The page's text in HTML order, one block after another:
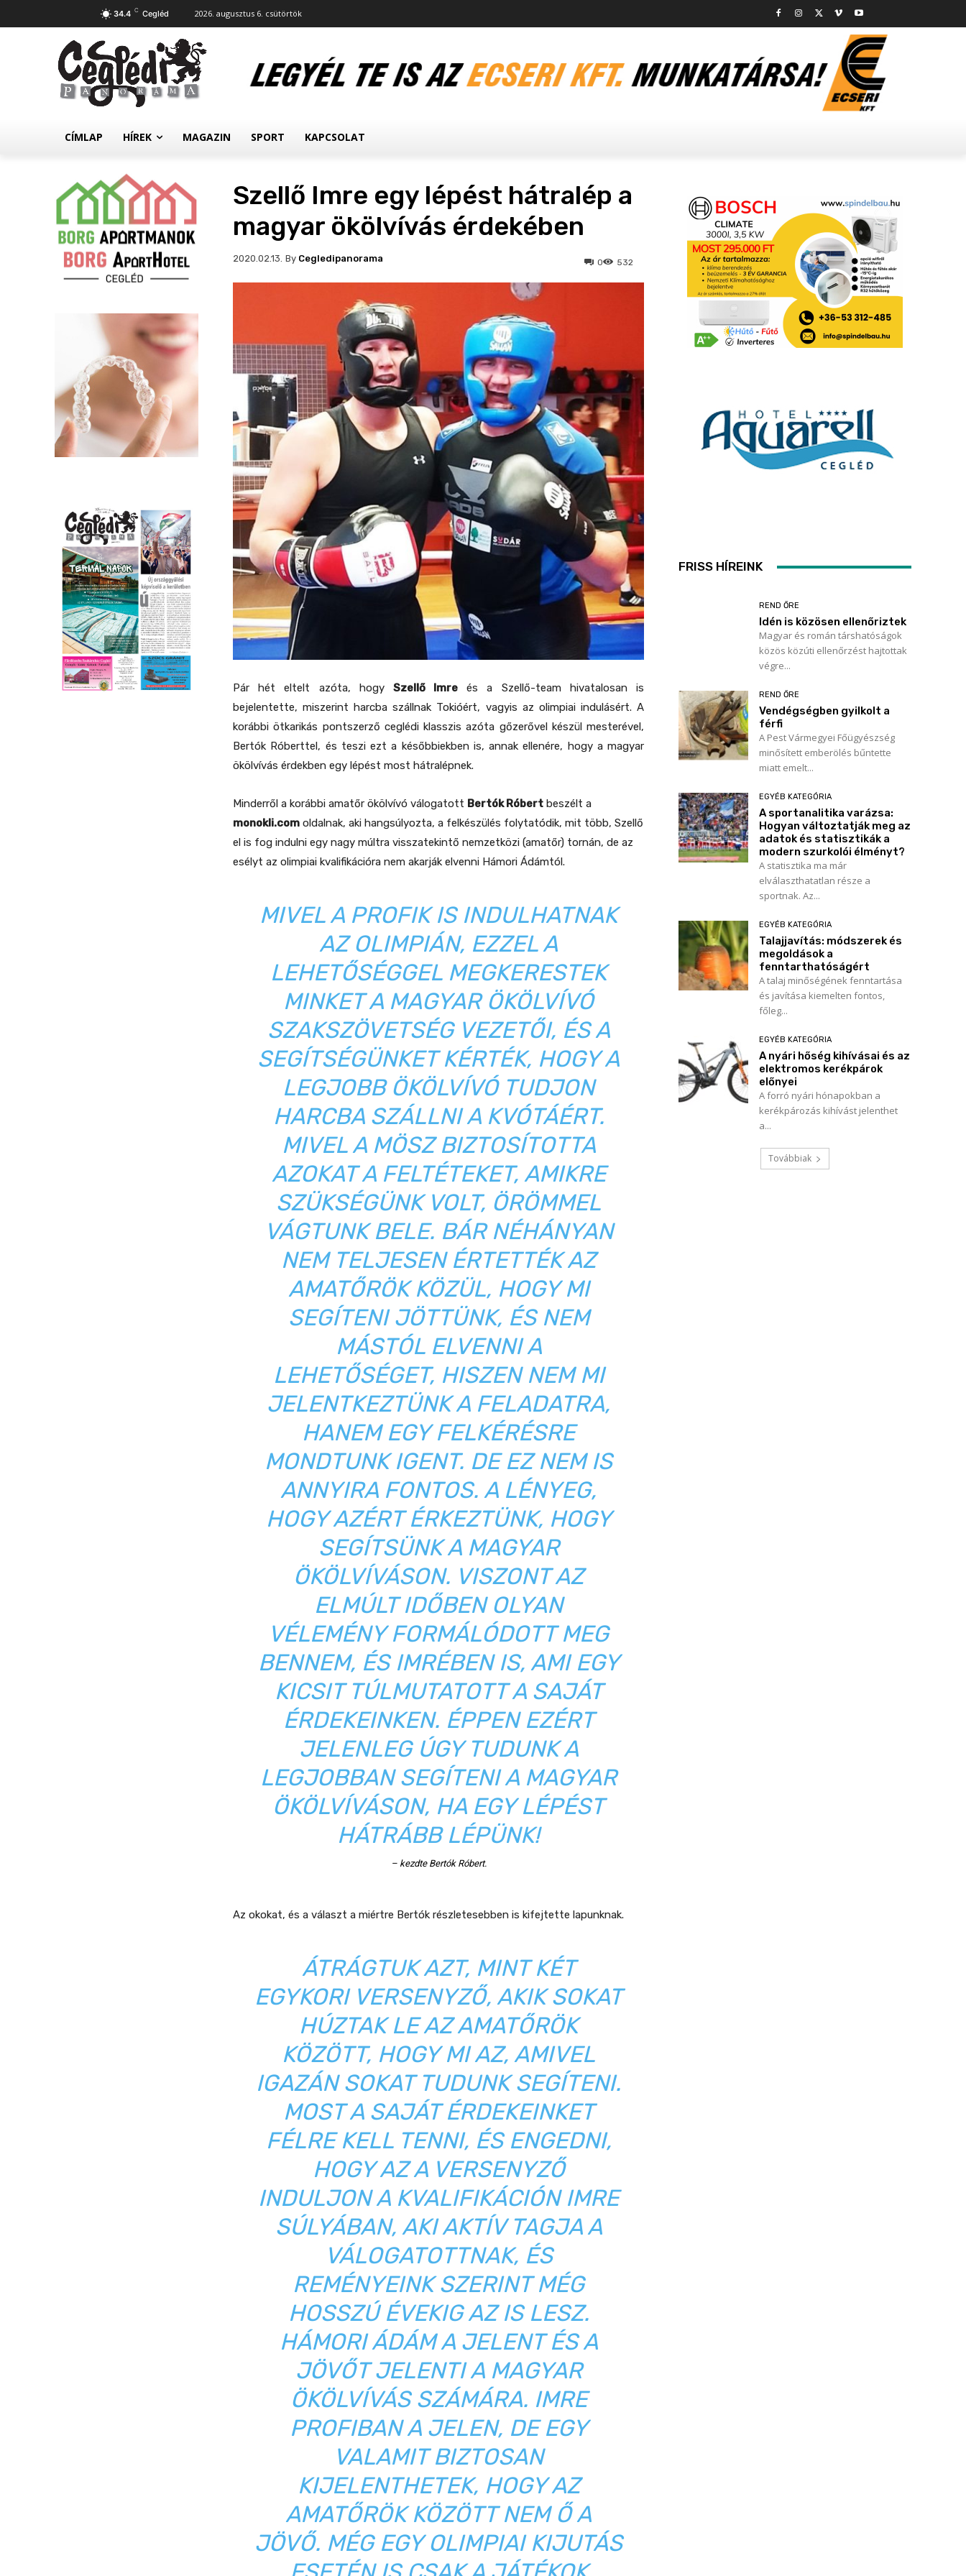
34.4 C Cegléd 2026. augusztus 6. csütörtök
CÍMLAP HÍREK MAGAZIN SPORT KAPCSOLAT
Szellő Imre egy lépést hátralép a
magyar ökölvívás érdekében
2020.02.13. 532
0
By Cegledipanorama
Pár hét eltelt azóta, hogy Szellő Imre és a Szellő-team hivatalosan is
bejelentette, miszerint harcba szállnak Tokióért, vagyis az olimpiai indulásért. A
korábbi ötkarikás pontszerző ceglédi klasszis azóta gőzerővel készül mesterével,
Bertók Róberttel, és teszi ezt a későbbiekben is, annak ellenére, hogy a magyar
ökölvívás érdekben egy lépést most hátralépnek.
Minderről a korábbi amatőr ökölvívó válogatott Bertók Róbert beszélt a
monokli.com oldalnak, aki hangsúlyozta, a felkészülés folytatódik, mit több, Szellő
el is fog indulni egy nagy múltra visszatekintő nemzetközi (amatőr) tornán, de az
esélyt az olimpiai kvalifikációra nem akarják elvenni Hámori Ádámtól.
MIVEL A PROFIK IS INDULHATNAK
AZ OLIMPIÁN, EZZEL A
LEHETŐSÉGGEL MEGKERESTEK
MINKET A MAGYAR ÖKÖLVÍVÓ
SZAKSZÖVETSÉG VEZETŐI, ÉS A
SEGÍTSÉGÜNKET KÉRTÉK, HOGY A
LEGJOBB ÖKÖLVÍVÓ TUDJON
HARCBA SZÁLLNI A KVÓTÁÉRT.
MIVEL A MÖSZ BIZTOSÍTOTTA
AZOKAT A FELTÉTEKET, AMIKRE
SZÜKSÉGÜNK VOLT, ÖRÖMMEL
VÁGTUNK BELE. BÁR NÉHÁNYAN
NEM TELJESEN ÉRTETTÉK AZ
AMATŐRÖK KÖZÜL, HOGY MI
SEGÍTENI JÖTTÜNK, ÉS NEM
MÁSTÓL ELVENNI A
LEHETŐSÉGET, HISZEN NEM MI
JELENTKEZTÜNK A FELADATRA,
HANEM EGY FELKÉRÉSRE
MONDTUNK IGENT. DE EZ NEM IS
ANNYIRA FONTOS. A LÉNYEG,
HOGY AZÉRT ÉRKEZTÜNK, HOGY
SEGÍTSÜNK A MAGYAR
ÖKÖLVÍVÁSON. VISZONT AZ
ELMÚLT IDŐBEN OLYAN
VÉLEMÉNY FORMÁLÓDOTT MEG
BENNEM, ÉS IMRÉBEN IS, AMI EGY
KICSIT TÚLMUTATOTT A SAJÁT
ÉRDEKEINKEN. ÉPPEN EZÉRT
JELENLEG ÚGY TUDUNK A
LEGJOBBAN SEGÍTENI A MAGYAR
ÖKÖLVÍVÁSON, HA EGY LÉPÉST
HÁTRÁBB LÉPÜNK!
– kezdte Bertók Róbert.
Az okokat, és a választ a miértre Bertók részletesebben is kifejtette lapunknak.
ÁTRÁGTUK AZT, MINT KÉT
EGYKORI VERSENYZŐ, AKIK SOKAT
HÚZTAK LE AZ AMATŐRÖK
KÖZÖTT, HOGY MI AZ, AMIVEL
IGAZÁN SOKAT TUDUNK SEGÍTENI.
MOST A SAJÁT ÉRDEKEINKET
FÉLRE KELL TENNI, ÉS ENGEDNI,
HOGY AZ A VERSENYZŐ
INDULJON A KVALIFIKÁCIÓN IMRE
SÚLYÁBAN, AKI AKTÍV TAGJA A
VÁLOGATOTTNAK, ÉS
REMÉNYEINK SZERINT MÉG
HOSSZÚ ÉVEKIG AZ IS LESZ.
HÁMORI ÁDÁM A JELENT ÉS A
JÖVŐT JELENTI A MAGYAR
ÖKÖLVÍVÁS SZÁMÁRA. IMRE
PROFIBAN A JELEN, DE EGY
VALAMIT BIZTOSAN
KIJELENTHETEK, HOGY AZ
AMATŐRÖK KÖZÖTT NEM Ő A
JÖVŐ. MÉG EGY OLIMPIAI KIJUTÁS
FRISS HÍREINK
REND ŐRE
Idén is közösen ellenőriztek
Magyar és román társhatóságok
közös közúti ellenőrzést hajtottak
végre...
REND ŐRE
Vendégségben gyilkolt a
férfi
A Pest Vármegyei Főügyészség
minősített emberölés bűntette
miatt emelt...
EGYÉB KATEGÓRIA
A sportanalitika varázsa:
Hogyan változtatják meg az
adatok és statisztikák a
modern szurkolói élményt?
A statisztika ma már
elválaszthatatlan része a
sportnak. Az...
EGYÉB KATEGÓRIA
Talajjavítás: módszerek és
megoldások a
fenntarthatóságért
A talaj minőségének fenntartása
és javítása kiemelten fontos,
főleg...
EGYÉB KATEGÓRIA
A nyári hőség kihívásai és az
elektromos kerékpárok
előnyei
A forró nyári hónapokban a
kerékpározás kihívást jelenthet
a...
Továbbiak